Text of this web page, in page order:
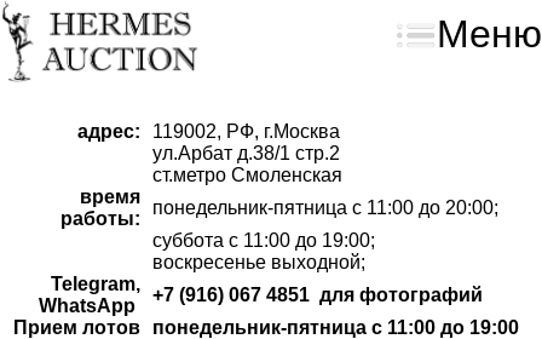
Меню
адрес:
119002, РФ, г.Москва
ул.Арбат д.38/1 стр.2
ст.метро Смоленская
время
работы:
понедельник-пятница с 11:00 до 20:00;
суббота с 11:00 до 19:00;
воскресенье выходной;
Telegram,
WhatsApp
+7 (916) 067 4851 для фотографий
Прием лотов
понедельник-пятница с 11:00 до 19:00